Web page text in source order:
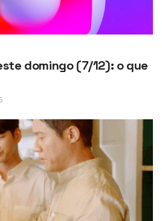
domingo (7/12): o que